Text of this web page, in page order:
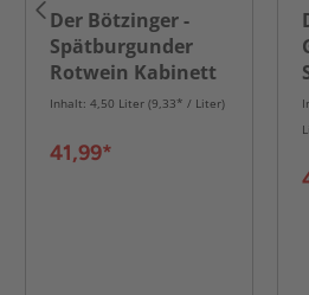
Der Bötzinger -
Spätburgunder
Rotwein Kabinett
trocken - 6er
Inhalt: 4,50 Liter (9,33* / Liter)
41,99*